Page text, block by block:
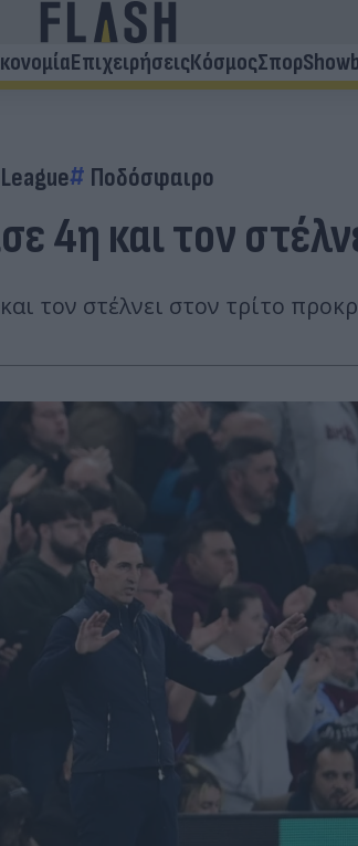
ΕπιχειρήσειςΚόσμοςΣπορ
Ποδόσφαιρο
4η και τον
τον στέλνει στον τρίτο